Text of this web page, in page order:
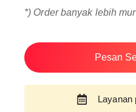
*) Order banyak lebih
Pesan
Layanan